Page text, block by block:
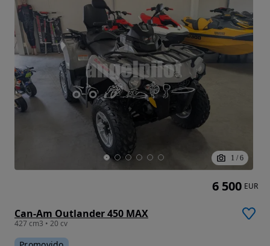
1 / 6
Can-Am Outlander 450 MAX
427 cm3 • 20 cv
6 500 EUR